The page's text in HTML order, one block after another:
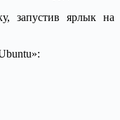
запустив ярлык на